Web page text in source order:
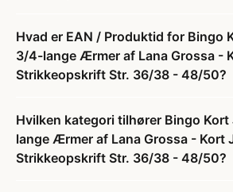
Hvad er EAN / Produktid for Bingo
3/4-lange Ærmer af Lana Grossa -
Strikkeopskrift Str. 36/38 - 48/50?
Hvilken kategori tilhører Bingo
lange Ærmer af Lana Grossa - Kort
Strikkeopskrift Str. 36/38 - 48/50?